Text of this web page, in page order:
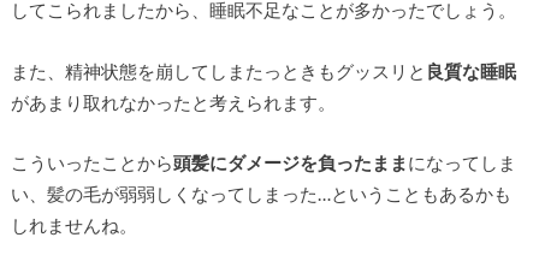
してこられましたから、睡眠不足なことが多かったでしょう。
また、精神状態を崩してしまたっときもグッスリと 良質な睡眠
があまり取れなかったと考えられます。
こういったことから頭髪にダメージを負ったまま になってしま
い、髪の毛が弱弱しくなってしまった…ということもあるかも
しれませんね。